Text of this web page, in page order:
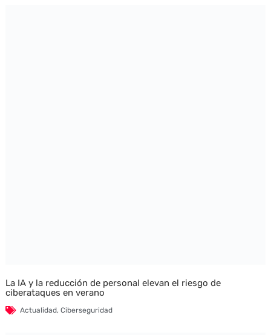
La IA y la reducción de personal elevan el riesgo de
ciberataques en verano
Actualidad, Ciberseguridad